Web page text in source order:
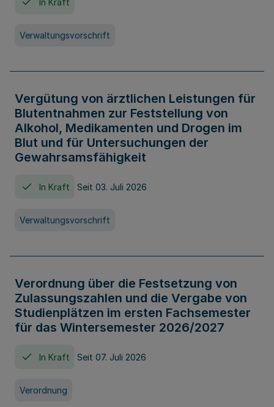
Verwaltungsvorschrift
Vergütung von ärztlichen Leistungen für
Blutentnahmen zur Feststellung von
Alkohol, Medikamenten und Drogen im
Blut und für Untersuchungen der
Gewahrsamsfähigkeit
In Kraft Seit 03. Juli 2026
Verwaltungsvorschrift
Verordnung über die Festsetzung von
Zulassungszahlen und die Vergabe von
Studienplätzen im ersten Fachsemester
für das Wintersemester 2026/2027
In Kraft Seit 07. Juli 2026
Verordnung